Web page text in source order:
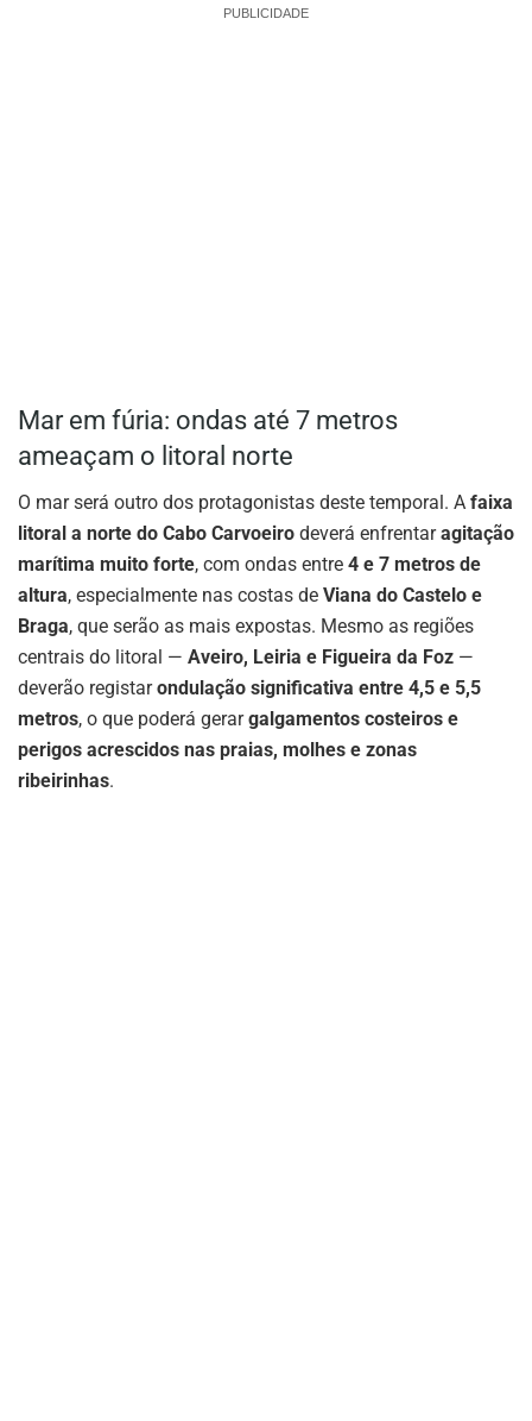
PUBLICIDADE
Mar em fúria: ondas até 7 metros
ameaçam o litoral norte
O mar será outro dos protagonistas deste temporal. A faixa
litoral a norte do Cabo Carvoeiro deverá enfrentaragitação
marítima muito forte, com ondas entre 4 e 7 metros de
altura, especialmente nas costas de Viana do Castelo e
Braga, que serão as mais expostas. Mesmo as regiões
centrais do litoral — Aveiro, Leiria e Figueira da Foz —
deverão registarondulação significativa entre 4,5 e 5,5
metros, o que poderá gerargalgamentos costeiros e
perigos acrescidos nas praias, molhes e zonas
ribeirinhas.